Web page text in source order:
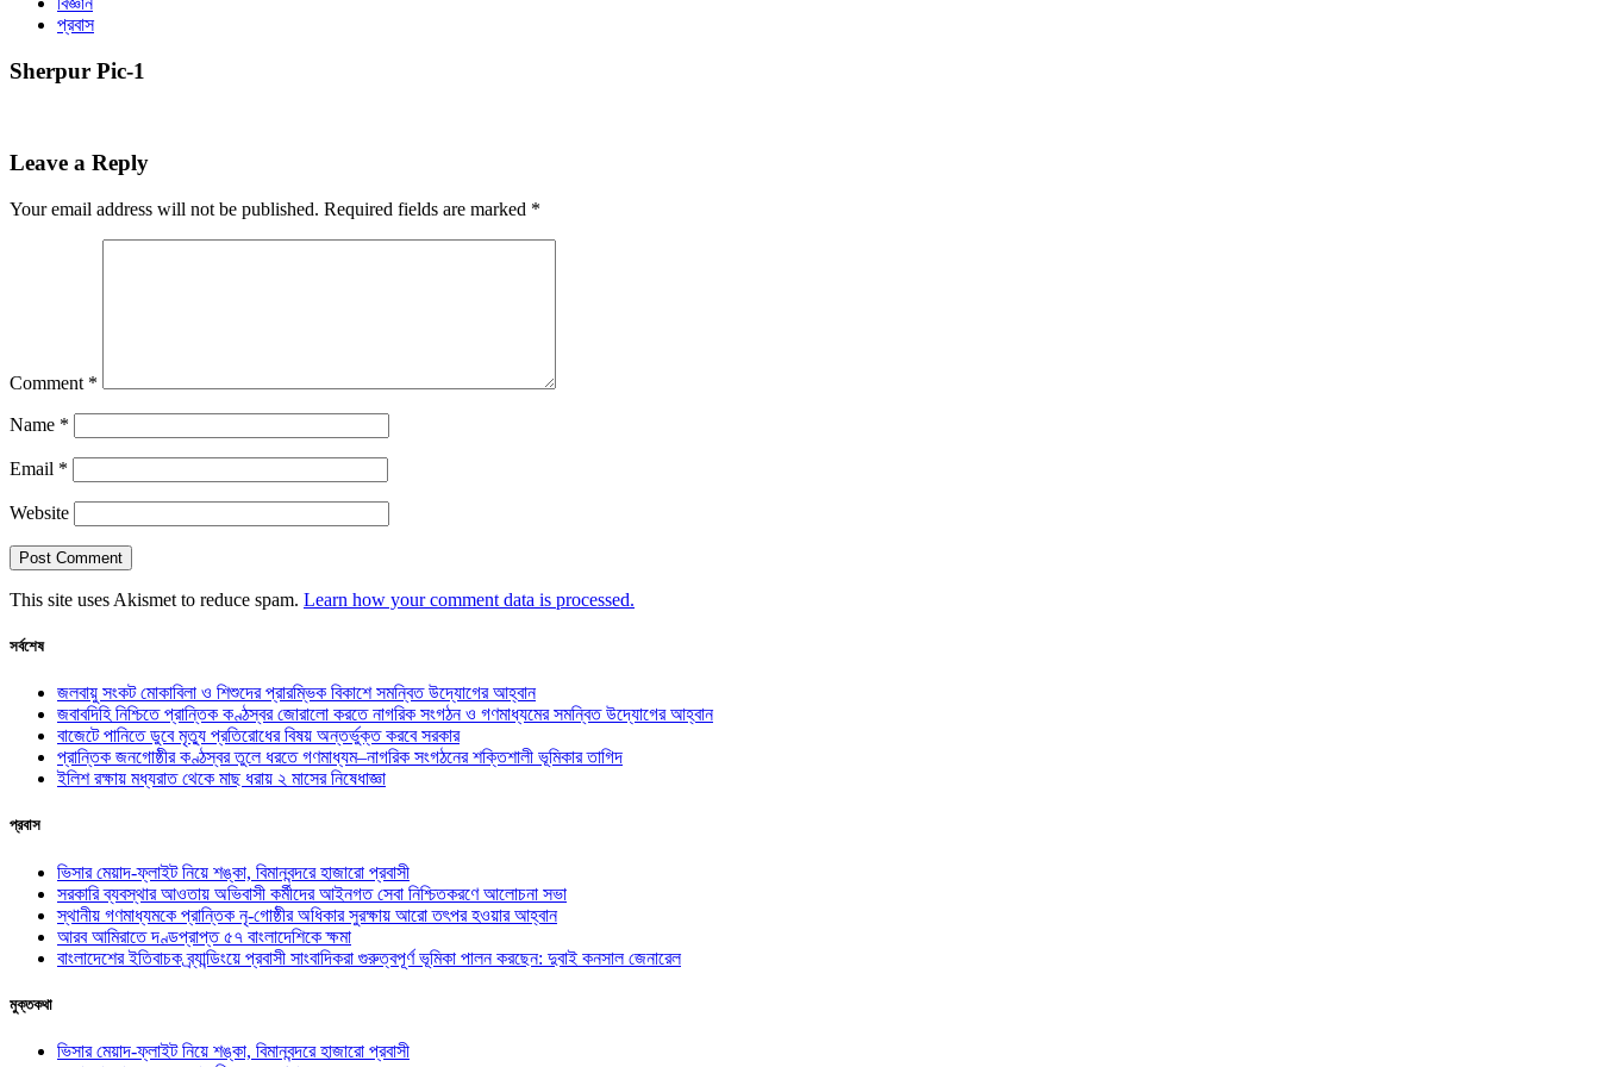
প্রবাস
Sherpur Pic-1
Leave a Reply
Your email address will not be published. Required fields are marked *
Comment *
Name *
Email *
Website
This site uses Akismet to reduce spam. Learn how your comment data is processed.
সর্বশেষ
জলবায়ু সংকট মোকাবিলা ও শিশুদের প্রারম্ভিক বিকাশে সমন্বিত উদ্যোগের আহ্বান
জবাবদিহি নিশ্চিতে প্রান্তিক কণ্ঠস্বর জোরালো করতে নাগরিক সংগঠন ও গণমাধ্যমের সমন্বিত উদ্যোগের আহ্বান
বাজেটে পানিতে ডুবে মৃত্যু প্রতিরোধের বিষয় অন্তর্ভুক্ত করবে সরকার
প্রান্তিক জনগোষ্ঠীর কণ্ঠস্বর তুলে ধরতে গণমাধ্যম–নাগরিক সংগঠনের শক্তিশালী ভূমিকার তাগিদ
ইলিশ রক্ষায় মধ্যরাত থেকে মাছ ধরায় ২ মাসের নিষেধাজ্ঞা
প্রবাস
ভিসার মেয়াদ-ফ্লাইট নিয়ে শঙ্কা, বিমানবন্দরে হাজারো প্রবাসী
সরকারি ব্যবস্থার আওতায় অভিবাসী কর্মীদের আইনগত সেবা নিশ্চিতকরণে আলোচনা সভা
স্থানীয় গণমাধ্যমকে প্রান্তিক নৃ-গোষ্ঠীর অধিকার সুরক্ষায় আরো তৎপর হওয়ার আহ্বান
আরব আমিরাতে দণ্ডপ্রাপ্ত ৫৭ বাংলাদেশিকে ক্ষমা
বাংলাদেশের ইতিবাচক ব্র্যান্ডিংয়ে প্রবাসী সাংবাদিকরা গুরুত্বপূর্ণ ভূমিকা পালন করছেন: দুবাই কনসাল জেনারেল
মুক্তকথা
ভিসার মেয়াদ-ফ্লাইট নিয়ে শঙ্কা, বিমানবন্দরে হাজারো প্রবাসী